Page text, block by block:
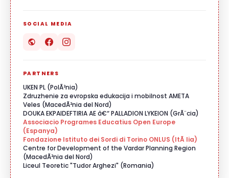
SOCIAL MEDIA
PARTNERS
UKEN PL (PolÃ²nia)
Zdruzhenie za evropska edukacija i mobilnost AMETA
Veles (MacedÃ²nia del Nord)
DOUKA EKPAIDEFTIRIA AE â€“ PALLADION LYKEION (GrÃ¨cia)
Associacio Programes Educatius Open Europe
(Espanya)
Fondazione Istituto dei Sordi di Torino ONLUS (ItÃ lia)
Centre for Development of the Vardar Planning Region
(MacedÃ²nia del Nord)
Liceul Teoretic "Tudor Arghezi" (Romania)